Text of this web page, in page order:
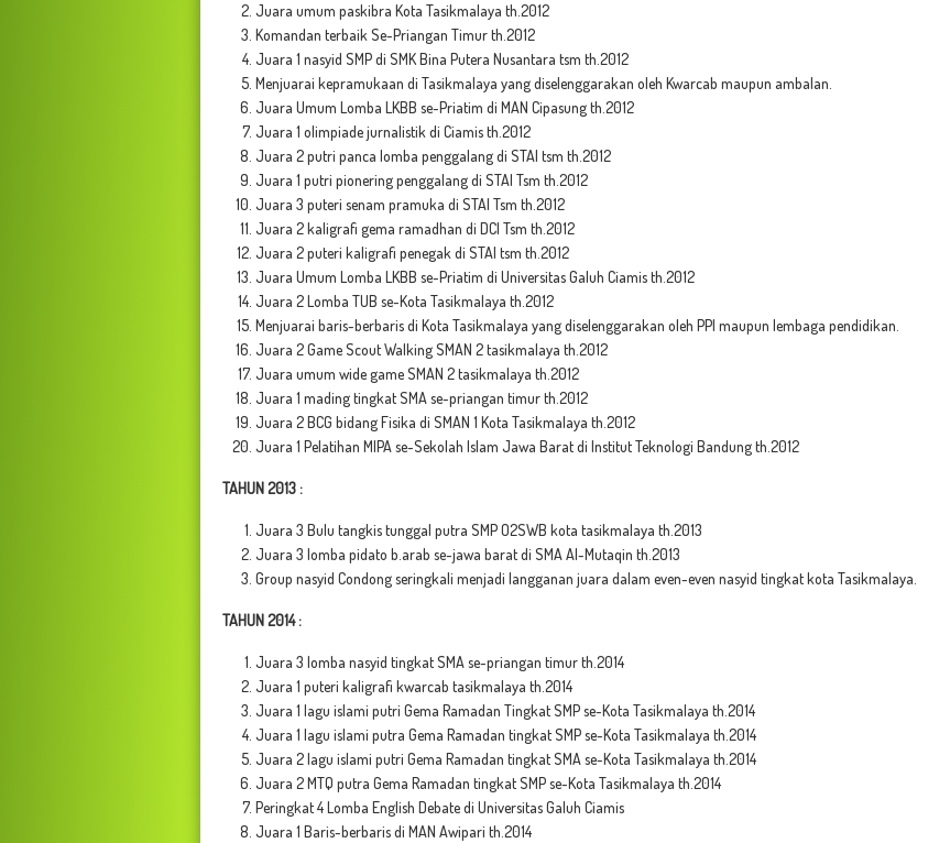
Juara umum paskibra Kota Tasikmalaya th.2012
Komandan terbaik Se-Priangan Timur th.2012
Juara 1 nasyid SMP di SMK Bina Putera Nusantara tsm th.2012
Menjuarai kepramukaan di Tasikmalaya yang diselenggarakan oleh Kwarcab maupun ambalan
Juara Umum Lomba LKBB se-Priatim di MAN Cipasung th.2012
Juara 1 olimpiade jurnalistik di Ciamis th.2012
Juara 2 putri panca lomba penggalang di STAI tsm th.2012
Juara 1 putri pionering penggalang di STAI Tsm th.2012
Juara 3 puteri senam pramuka di STAI Tsm th.2012
Juara 2 kaligrafi gema ramadhan di DCI Tsm th.2012
Juara 2 puteri kaligrafi penegak di STAI tsm th.2012
Juara Umum Lomba LKBB se-Priatim di Universitas Galuh Ciamis th.2012
Juara 2 Lomba TUB se-Kota Tasikmalaya th.2012
Menjuarai baris-berbaris di Kota Tasikmalaya yang diselenggarakan oleh PPI maupun lembaga pendidikan.
Juara 2 Game Scout Walking SMAN 2 tasikmalaya th.2012
Juara umum wide game SMAN 2 tasikmalaya th.2012
Juara 1 mading tingkat SMA se-priangan timur th.2012
Juara 2 BCG bidang Fisika di SMAN 1 Kota Tasikmalaya th.2012
Juara 1 Pelatihan MIPA se-Sekolah Islam Jawa Barat di Institut Teknologi Bandung th.2012
TAHUN 2013 :
Juara 3 Bulu tangkis tunggal putra SMP O2SWB kota tasikmalaya th.2013
Juara 3 lomba pidato b.arab se-jawa barat di SMA Al-Mutaqin th.2013
Group nasyid Condong seringkali menjadi langganan juara dalam even-even nasyid tingkat kota Tasikmalaya.
TAHUN 2014 :
Juara 3 lomba nasyid tingkat SMA se-priangan timur th.2014
Juara 1 puteri kaligrafi kwarcab tasikmalaya th.2014
Juara 1 lagu islami putri Gema Ramadan Tingkat SMP se-Kota Tasikmalaya th.2014
Juara 1 lagu islami putra Gema Ramadan tingkat SMP se-Kota Tasikmalaya th.2014
Juara 2 lagu islami putri Gema Ramadan tingkat SMA se-Kota Tasikmalaya th.2014
Juara 2 MTQ putra Gema Ramadan tingkat SMP se-Kota Tasikmalaya th.2014
Peringkat 4 Lomba English Debate di Universitas Galuh Ciamis
Juara 1 Baris-berbaris di MAN Awipari th.2014